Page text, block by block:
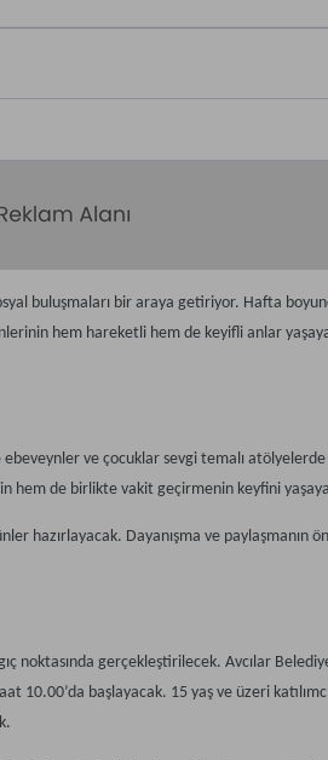
buluşmaları bir araya getiriyor. Hafta
hem hareketli hem de keyifli anlar
ve çocuklar sevgi temalı
hem de birlikte vakit geçirmenin keyfini
Dayanışma ve paylaşmanın
noktasında gerçekleştirilecek. Avcılar
başlayacak. 15 yaş ve üzeri